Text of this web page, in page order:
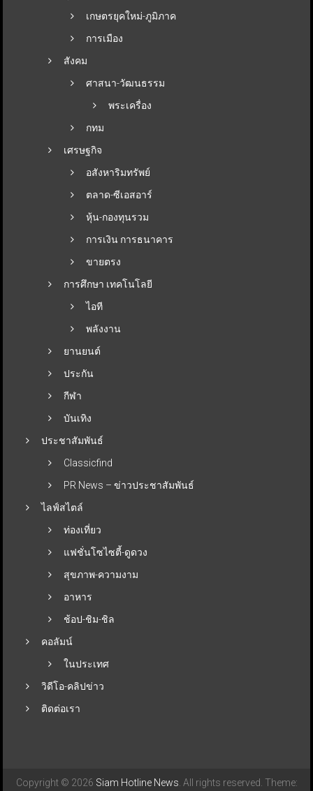
เกษตรยุคใหม่-ภูมิภาค
การเมือง
สังคม
ศาสนา-วัฒนธรรม
พระเครื่อง
กทม
เศรษฐกิจ
อสังหาริมทรัพย์
ตลาด-ซีเอสอาร์
หุ้น-กองทุนรวม
การเงิน การธนาคาร
ขายตรง
การศึกษา เทคโนโลยี
ไอที
พลังงาน
ยานยนต์
ประกัน
กีฬา
บันเทิง
ประชาสัมพันธ์
Classicfind
PR News – ข่าวประชาสัมพันธ์
ไลฟ์สไตล์
ท่องเที่ยว
แฟชั่นโซไซตี้-ดูดวง
สุขภาพ-ความงาม
อาหาร
ช้อป-ชิม-ชิล
คอลัมน์
ในประเทศ
วิดีโอ-คลิปข่าว
ติดต่อเรา
Copyright © 2026 Siam Hotline News . All rights reserved. Theme: